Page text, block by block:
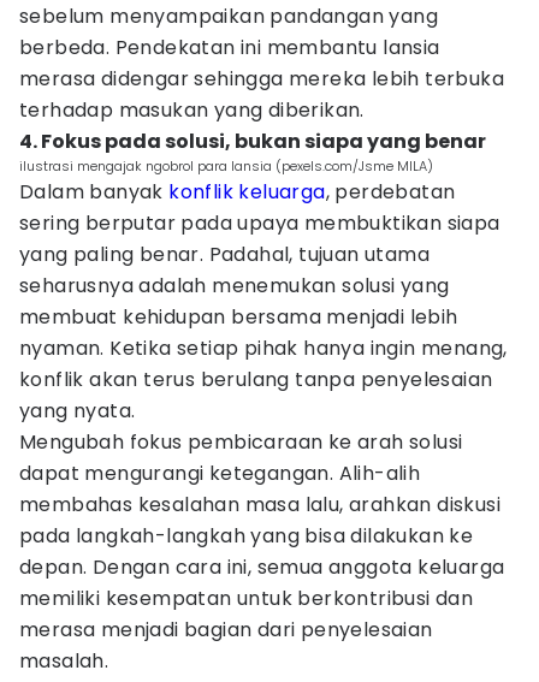
sebelum menyampaikan pandangan yang
berbeda. Pendekatan ini membantu lansia
merasa didengar sehingga mereka lebih terbuka
terhadap masukan yang diberikan.
4. Fokus pada solusi, bukan siapa yang benar
ilustrasi mengajak ngobrol para lansia (pexels.com/Jsme MILA)
Dalam banyak konflik keluarga, perdebatan
sering berputar pada upaya membuktikan siapa
yang paling benar. Padahal, tujuan utama
seharusnya adalah menemukan solusi yang
membuat kehidupan bersama menjadi lebih
nyaman. Ketika setiap pihak hanya ingin menang,
konflik akan terus berulang tanpa penyelesaian
yang nyata.
Mengubah fokus pembicaraan ke arah solusi
dapat mengurangi ketegangan. Alih-alih
membahas kesalahan masa lalu, arahkan diskusi
pada langkah-langkah yang bisa dilakukan ke
depan. Dengan cara ini, semua anggota keluarga
memiliki kesempatan untuk berkontribusi dan
merasa menjadi bagian dari penyelesaian
masalah.